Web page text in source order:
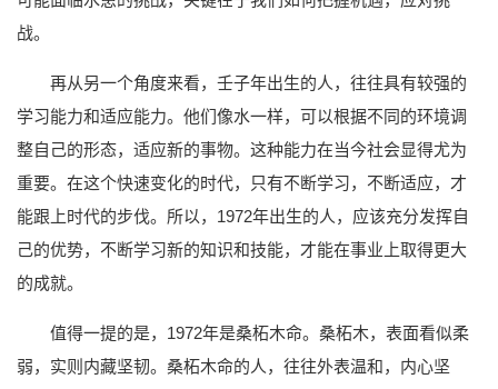
战。
再从另一个角度来看，壬子年出生的人，往往具有较强的
学习能力和适应能力。他们像水一样，可以根据不同的环境调
整自己的形态，适应新的事物。这种能力在当今社会显得尤为
重要。在这个快速变化的时代，只有不断学习，不断适应，才
能跟上时代的步伐。所以，1972年出生的人，应该充分发挥自
己的优势，不断学习新的知识和技能，才能在事业上取得更大
的成就。
值得一提的是，1972年是桑柘木命。桑柘木，表面看似柔
弱，实则内藏坚韧。桑柘木命的人，往往外表温和，内心坚